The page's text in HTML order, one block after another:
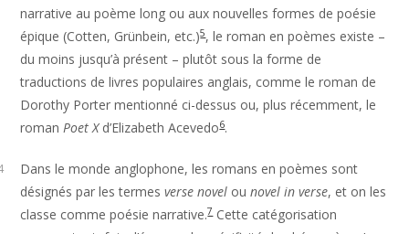
narrative au poème long ou aux nouvelles formes de poésie
épique (Cotten, Grünbein, etc.)5, le roman en poèmes existe –
du moins jusqu’à présent – plutôt sous la forme de
traductions de livres populaires anglais, comme le roman de
Dorothy Porter mentionné ci-dessus ou, plus récemment, le
romanPoet Xd’Elizabeth Acevedo6.
Dans le monde anglophone, les romans en poèmes sont
désignés par les termesverse novel ounovel in verse, et on les
classe comme poésie narrative.7Cette catégorisation